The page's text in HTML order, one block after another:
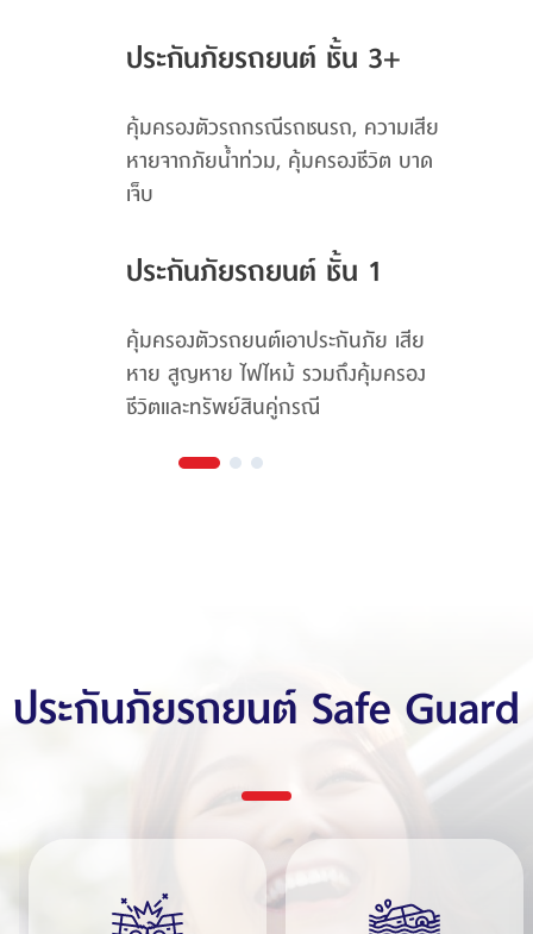
ประกันภัยรถยนต์ ชั้น 3+
คุ้มครองตัวรถกรณีรถชนรถ, ความเสีย
หายจากภัยน้ำท่วม, คุ้มครองชีวิต บาด
เจ็บ
ประกันภัยรถยนต์ ชั้น 1
คุ้มครองตัวรถยนต์เอาประกันภัย เสีย
หาย สูญหาย ไฟไหม้ รวมถึงคุ้มครอง
ชีวิตและทรัพย์สินคู่กรณี
ประกันภัยรถยนต์ Safe Guard